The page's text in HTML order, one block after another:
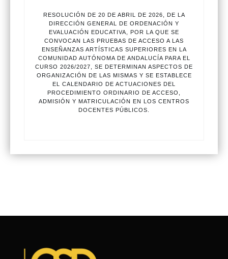
RESOLUCIÓN DE 20 DE ABRIL DE 2026, DE LA
DIRECCIÓN GENERAL DE ORDENACIÓN Y
EVALUACIÓN EDUCATIVA, POR LA QUE SE
CONVOCAN LAS PRUEBAS DE ACCESO A LAS
ENSEÑANZAS ARTÍSTICAS SUPERIORES EN LA
COMUNIDAD AUTÓNOMA DE ANDALUCÍA PARA EL
CURSO 2026/2027, SE DETERMINAN ASPECTOS DE
ORGANIZACIÓN DE LAS MISMAS Y SE ESTABLECE
EL CALENDARIO DE ACTUACIONES DEL
PROCEDIMIENTO ORDINARIO DE ACCESO,
ADMISIÓN Y MATRICULACIÓN EN LOS CENTROS
DOCENTES PÚBLICOS.